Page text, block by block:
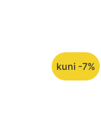
kuni -7%